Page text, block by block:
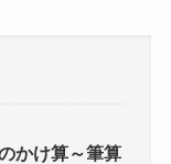
かけ算～筆算